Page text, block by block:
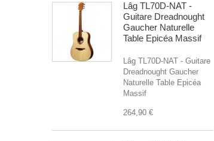
Lâg TL70D-NAT -
Guitare Dreadnought
Gaucher Naturelle
Table Epicéa Massif
Lâg TL70D-NAT - Guitare
Dreadnought Gaucher
Naturelle Table Epicéa
Massif
264,90 €